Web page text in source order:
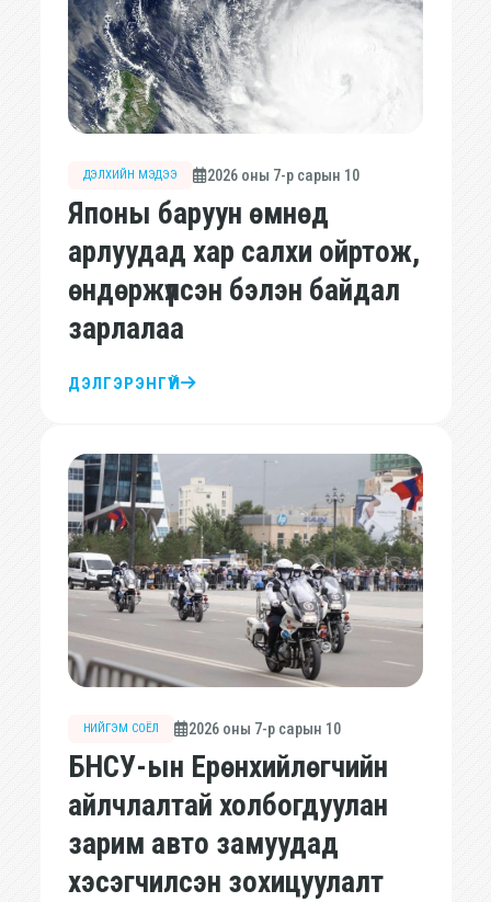
ДЭЛХИЙН МЭДЭЭ 2026 оны 7-р сарын 10
Японы баруун өмнөд
арлуудад хар салхи ойртож,
өндөржүүлсэн бэлэн байдал
зарлалаа
ДЭЛГЭРЭНГҮЙ
НИЙГЭМ СОЁЛ 2026 оны 7-р сарын 10
БНСУ-ын Ерөнхийлөгчийн
айлчлалтай холбогдуулан
зарим авто замуудад
хэсэгчилсэн зохицуулалт